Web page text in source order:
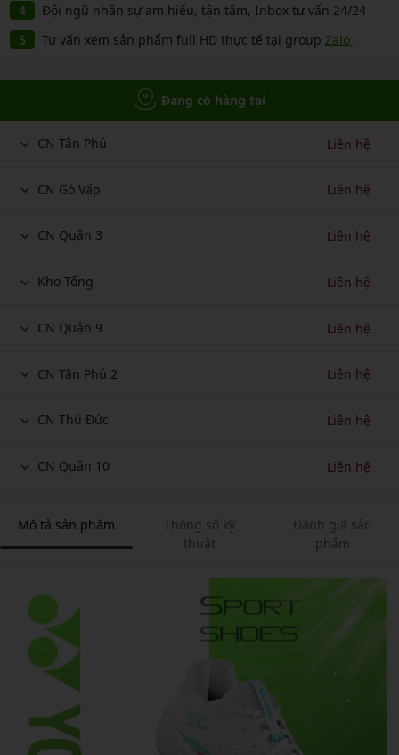
Đội ngũ nhân sự am hiểu, tận tâm, Inbox tư vấn 24/24
Tư vấn xem sản phẩm full HD thực tế tại group Zalo
Đang có hàng tại
CN Tân Phú Liên hệ
CN Gò Vấp Liên hệ
CN Quận 3 Liên hệ
Kho Tổng Liên hệ
CN Quận 9 Liên hệ
CN Tân Phú 2 Liên hệ
CN Thủ Đức Liên hệ
CN Quận 10 Liên hệ
Mô tả sản phẩm
Thông số kỹ
thuật
Đánh giá sản
phẩm